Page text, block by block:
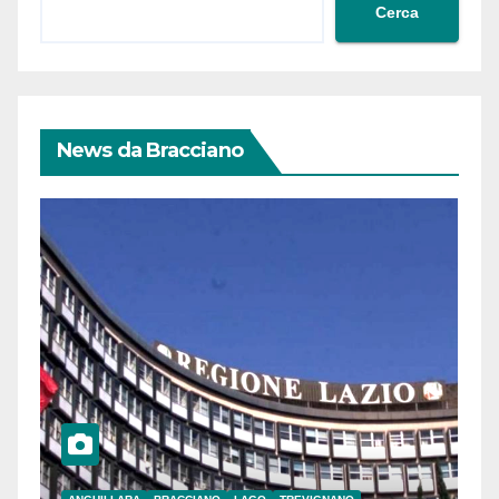
Cerca
News da Bracciano